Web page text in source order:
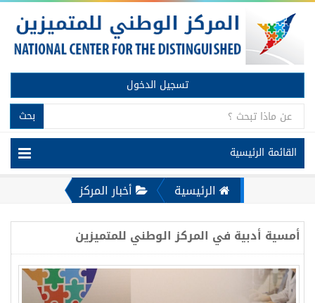
تسجيل الدخول
بحث
القائمة الرئيسية
الرئيسية أخبار المركز
أمسية أدبية في المركز الوطني للمتميزين